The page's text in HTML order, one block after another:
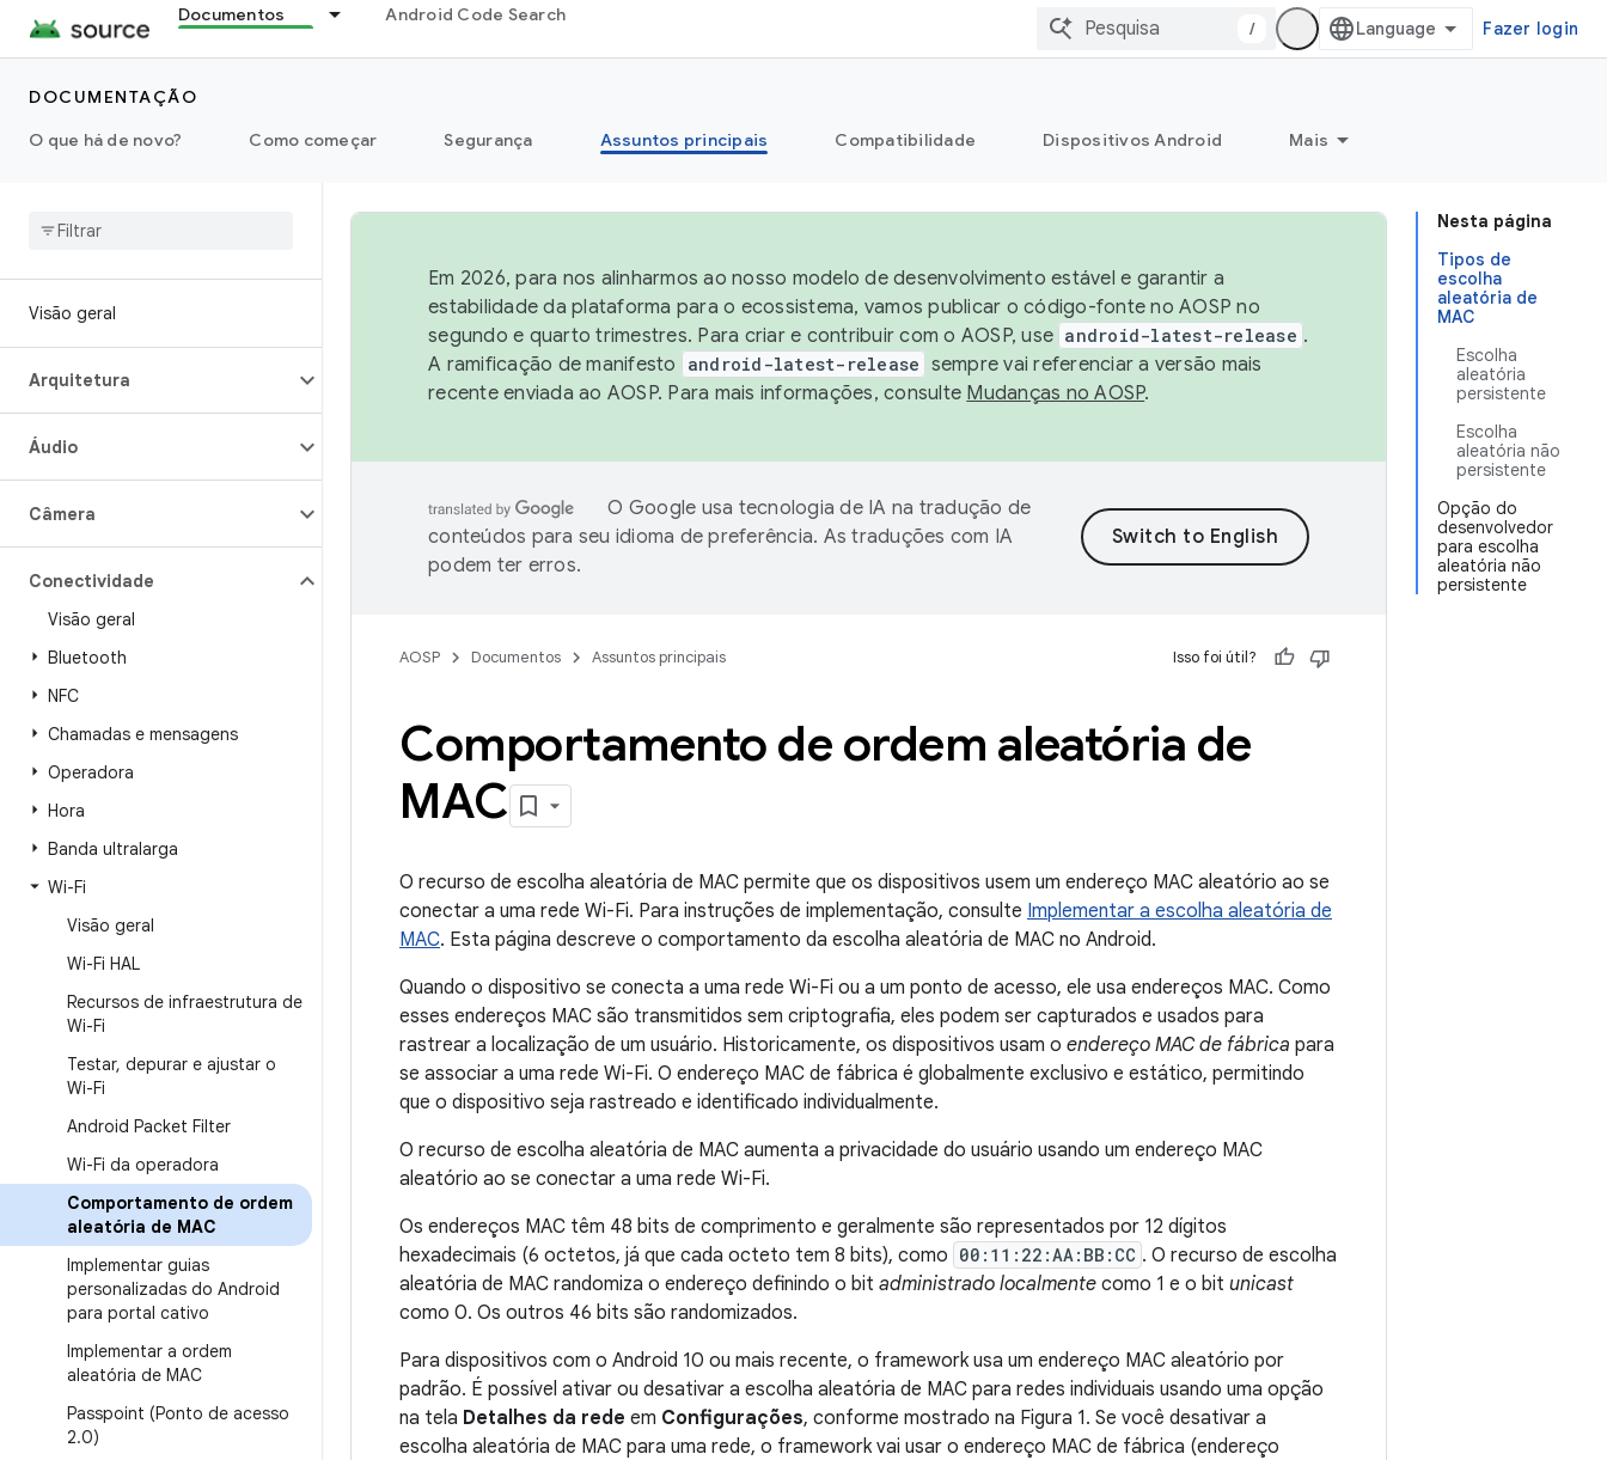
Documentos Android Code Search
/ Fazer login
DOCUMENTAÇÃO
O que há de novo?
Como começar Segurança Assuntos principais Compatibilidade Dispositivos Android Mais
Visão geral
Arquitetura
Áudio
Câmera
Conectividade
Visão geral
Bluetooth
NFC
Chamadas e mensagens
Operadora
Hora
Banda ultralarga
Wi-Fi
Visão geral
Wi-Fi HAL
Recursos de infraestrutura de
Wi-Fi
Testar, depurar e ajustar o
Wi-Fi
Android Packet Filter
Wi-Fi da operadora
Comportamento de ordem
aleatória de MAC
Implementar guias
personalizadas do Android
para portal cativo
Implementar a ordem
aleatória de MAC
Passpoint (Ponto de acesso
2.0)
Nesta página
Tipos de
escolha
aleatória de
MAC
Escolha
aleatória
persistente
Escolha
aleatória não
persistente
Opção do
desenvolvedor
para escolha
aleatória não
persistente
Em 2026, para nos alinharmos ao nosso modelo de desenvolvimento estável e garantir a
estabilidade da plataforma para o ecossistema, vamos publicar o código-fonte no AOSP no
segundo e quarto trimestres. Para criar e contribuir com o AOSP, use android-latest-release .
A ramificação de manifesto
android-latest-release sempre vai referenciar a versão mais
recente enviada ao AOSP. Para mais informações, consulte Mudanças no AOSP.
O Google usa tecnologia de IA na tradução de
conteúdos para seu idioma de preferência. As traduções com IA
podem ter erros.
AOSP Documentos Assuntos principais Isso foi útil?
Comportamento de ordem aleatória de
MAC
O recurso de escolha aleatória de MAC permite que os dispositivos usem um endereço MAC aleatório ao se
conectar a uma rede Wi-Fi. Para instruções de implementação, consulte Implementar a escolha aleatória de
MAC. Esta página descreve o comportamento da escolha aleatória de MAC no Android.
Quando o dispositivo se conecta a uma rede Wi-Fi ou a um ponto de acesso, ele usa endereços MAC. Como
esses endereços MAC são transmitidos sem criptografia, eles podem ser capturados e usados para
rastrear a localização de um usuário. Historicamente, os dispositivos usam o endereço MAC de fábrica para
se associar a uma rede Wi-Fi. O endereço MAC de fábrica é globalmente exclusivo e estático, permitindo
que o dispositivo seja rastreado e identificado individualmente.
O recurso de escolha aleatória de MAC aumenta a privacidade do usuário usando um endereço MAC
aleatório ao se conectar a uma rede Wi-Fi.
Os endereços MAC têm 48 bits de comprimento e geralmente são representados por 12 dígitos
hexadecimais (6 octetos, já que cada octeto tem 8 bits), como 00:11:22:AA:BB:CC . O recurso de escolha
aleatória de MAC randomiza o endereço definindo o bit administrado localmente como 1 e o bit unicast
como 0. Os outros 46 bits são randomizados.
Para dispositivos com o Android 10 ou mais recente, o framework usa um endereço MAC aleatório por
padrão. É possível ativar ou desativar a escolha aleatória de MAC para redes individuais usando uma opção
na tela Detalhes da rede em Configurações, conforme mostrado na Figura 1. Se você desativar a
escolha aleatória de MAC para uma rede, o framework vai usar o endereço MAC de fábrica (endereço